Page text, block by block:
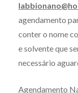
agendamento
conter o nome
e solvente que
necessário
Agendamento